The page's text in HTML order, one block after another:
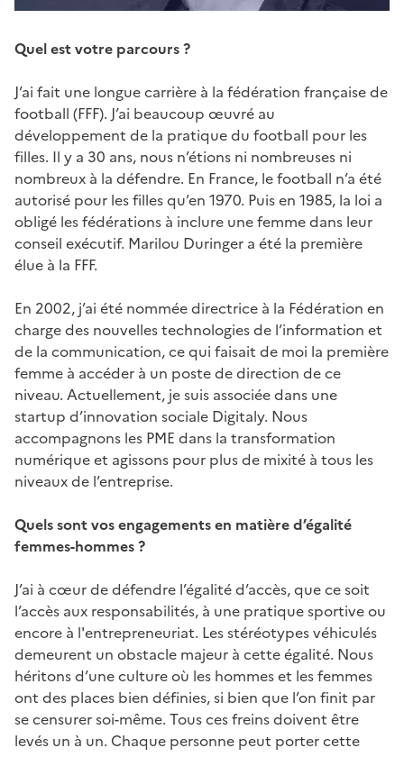
Quel est votre parcours ?
J’ai fait une longue carrière à la fédération française de
football (FFF). J’ai beaucoup œuvré au
développement de la pratique du football pour les
filles. Il y a 30 ans, nous n’étions ni nombreuses ni
nombreux à la défendre. En France, le football n’a été
autorisé pour les filles qu’en 1970. Puis en 1985, la loi a
obligé les fédérations à inclure une femme dans leur
conseil exécutif. Marilou Duringer a été la première
élue à la FFF.
En 2002, j’ai été nommée directrice à la Fédération en
charge des nouvelles technologies de l’information et
de la communication, ce qui faisait de moi la première
femme à accéder à un poste de direction de ce
niveau. Actuellement, je suis associée dans une
startup d’innovation sociale Digitaly. Nous
accompagnons les PME dans la transformation
numérique et agissons pour plus de mixité à tous les
niveaux de l’entreprise.
Quels sont vos engagements en matière d’égalité
femmes-hommes ?
J’ai à cœur de défendre l’égalité d’accès, que ce soit
l’accès aux responsabilités, à une pratique sportive ou
encore à l'entrepreneuriat. Les stéréotypes véhiculés
demeurent un obstacle majeur à cette égalité. Nous
héritons d’une culture où les hommes et les femmes
ont des places bien définies, si bien que l’on finit par
se censurer soi-même. Tous ces freins doivent être
levés un à un. Chaque personne peut porter cette